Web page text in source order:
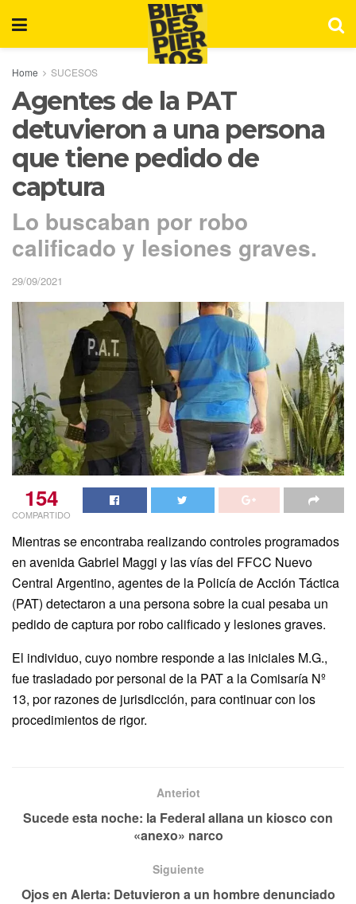
Home SUCESOS
Agentes de la PAT
detuvieron a una persona
que tiene pedido de
captura
Lo buscaban por robo
calificado y lesiones graves.
29/09/2021
154
COMPARTIDO
Mientras se encontraba realizando controles programados
en avenida Gabriel Maggi y las vías del FFCC Nuevo
Central Argentino, agentes de la Policía de Acción Táctica
(PAT) detectaron a una persona sobre la cual pesaba un
pedido de captura por robo calificado y lesiones graves.
El individuo, cuyo nombre responde a las iniciales M.G.,
fue trasladado por personal de la PAT a la Comisaría Nº
13, por razones de jurisdicción, para continuar con los
procedimientos de rigor.
Anteriot
Sucede esta noche: la Federal allana un kiosco con
«anexo» narco
Siguiente
Ojos en Alerta: Detuvieron a un hombre denunciado